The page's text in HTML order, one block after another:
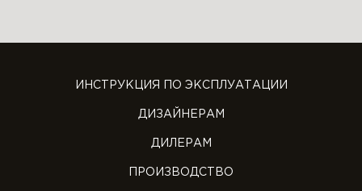
ИНСТРУКЦИЯ ПО ЭКСПЛУАТАЦИИ
ДИЗАЙНЕРАМ
ДИЛЕРАМ
ПРОИЗВОДСТВО